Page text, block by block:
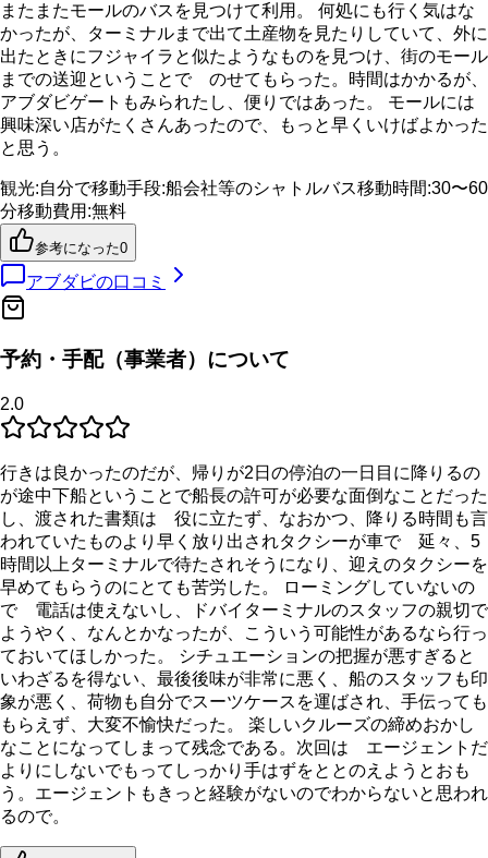
またまたモールのバスを見つけて利用。 何処にも行く気はな
かったが、ターミナルまで出て土産物を見たりしていて、外に
出たときにフジャイラと似たようなものを見つけ、街のモール
までの送迎ということで のせてもらった。時間はかかるが、
アブダビゲートもみられたし、便りではあった。 モールには
興味深い店がたくさんあったので、もっと早くいけばよかった
と思う。
観光:自分で移動手段:船会社等のシャトルバス移動時間:30〜60
分移動費用 :無料
参考になった0
アブダビの口コミ
予約・手配（事業者）について
2.0
行きは良かったのだが、帰りが2日の停泊の一日目に降りるの
が途中下船ということで船長の許可が必要な面倒なことだった
し、渡された書類は 役に立たず、なおかつ、降りる時間も言
われていたものより早く放り出されタクシーが車で 延々、5
時間以上ターミナルで待たされそうになり、迎えのタクシーを
早めてもらうのにとても苦労した。 ローミングしていないの
で 電話は使えないし、ドバイターミナルのスタッフの親切で
ようやく、なんとかなったが、こういう可能性があるなら行っ
ておいてほしかった。 シチュエーションの把握が悪すぎると
いわざるを得ない、最後後味が非常に悪く、船のスタッフも印
象が悪く、荷物も自分でスーツケースを運ばされ、手伝っても
もらえず、大変不愉快だった。 楽しいクルーズの締めおかし
なことになってしまって残念である。次回は エージェントだ
よりにしないでもってしっかり手はずをととのえようとおも
う。エージェントもきっと経験がないのでわからないと思われ
るので。